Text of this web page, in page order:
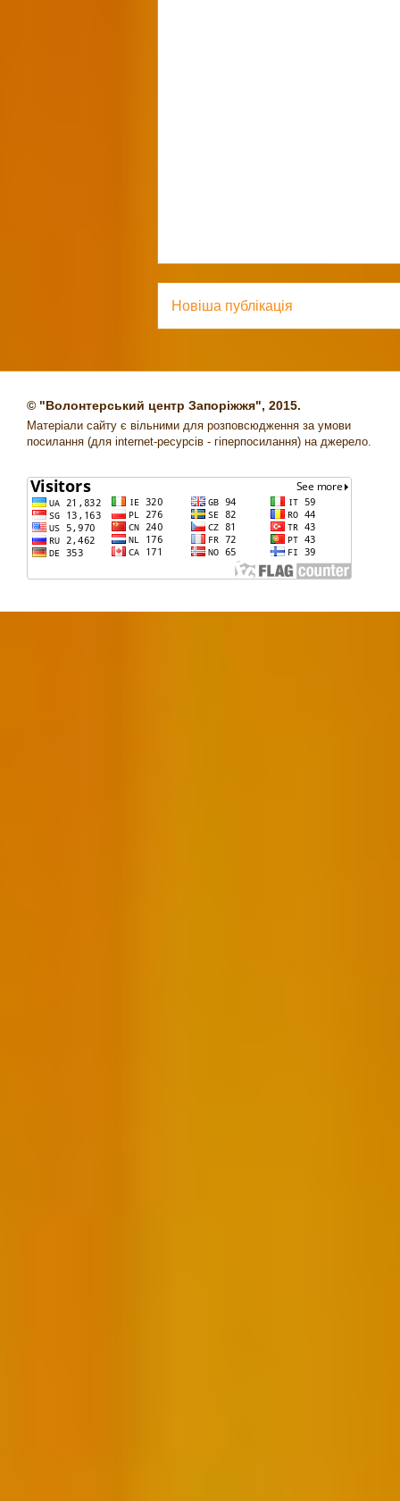
Новіша публікація
© "Волонтерський центр Запоріжжя", 2015.
Матеріали сайту є вільними для розповсюдження за умови
посилання (для internet-ресурсів - гіперпосилання) на джерело.